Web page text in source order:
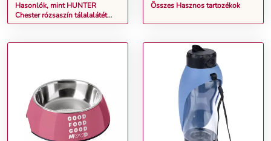
Hasonlók, mint HUNTER
Chester rózsaszín tálalalátét
kutyáknak - H 48 x Sz 30 cm
Összes Hasznos tartozékok